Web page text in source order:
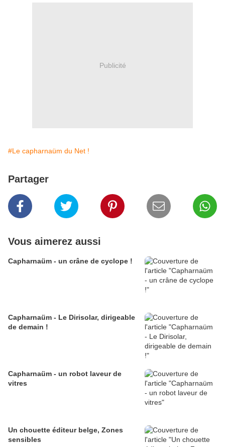
Publicité
#Le capharnaüm du Net !
Partager
Vous aimerez aussi
Capharnaüm - un crâne de cyclope !
Capharnaüm - Le Dirisolar, dirigeable
de demain !
Capharnaüm - un robot laveur de
vitres
Un chouette éditeur belge, Zones
sensibles